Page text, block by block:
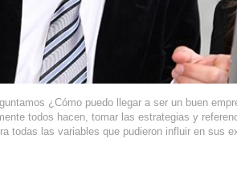
¿Cómo puedo llegar a ser un buen
todos hacen, tomar las estrategias y
todas las variables que pudieron influir en sus